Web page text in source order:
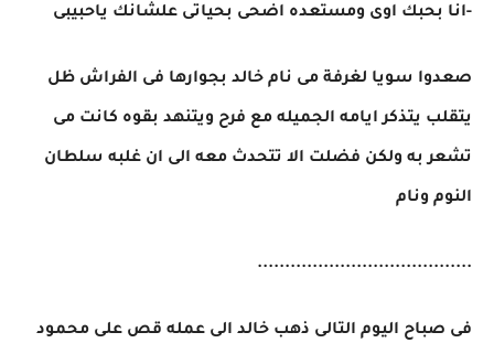
-انا بحبك اوى ومستعده اضحى بحياتى علشانك ياحبيبى
صعدوا سويا لغرفة مى نام خالد بجوارها فى الفراش ظل
يتقلب يتذكر ايامه الجميله مع فرح ويتنهد بقوه كانت مى
تشعر به ولكن فضلت الا تتحدث معه الى ان غلبه سلطان
النوم ونام
.......................................
فى صباح اليوم التالى ذهب خالد الى عمله قص على محمود